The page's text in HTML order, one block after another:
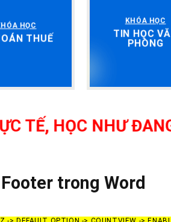
HỌC
THUẾ
KHÓA HỌC
TIN HỌC
PHÒNG
NHƯ ĐANG LÀM,
trong Word